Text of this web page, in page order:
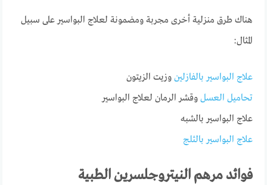
هناك طرق منزلية أخرى مجربة ومضمونة لعلاج البواسير على سبيل
المثال:
علاج البواسير بالفازلين وزيت الزيتون
تحاميل العسل وقشر الرمان لعلاج البواسير
علاج البواسير بالشبه
علاج البواسير بالثلج
فوائد مرهم النيتروجلسرين الطبية